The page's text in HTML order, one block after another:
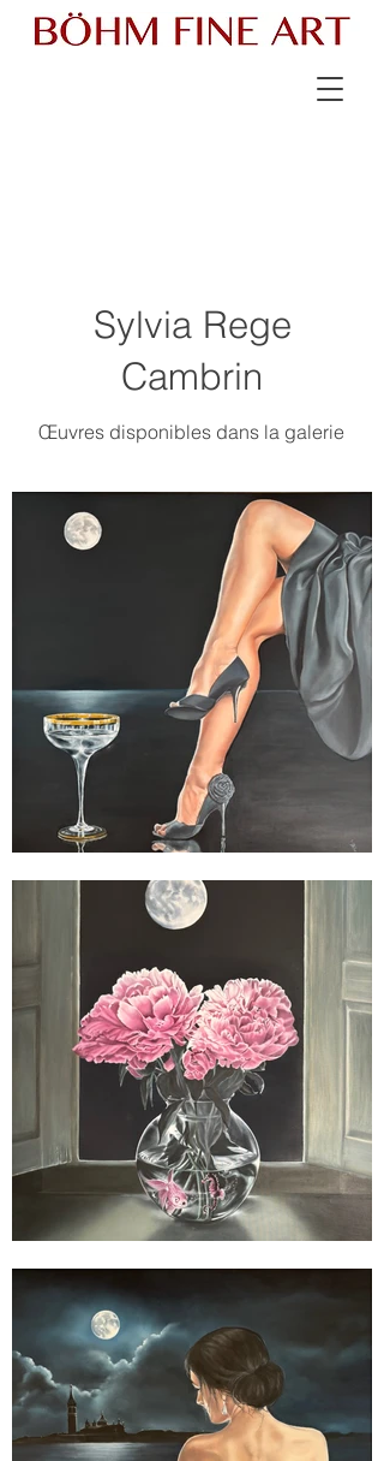
Sylvia Rege
Cambrin
Œuvres disponibles dans la galerie